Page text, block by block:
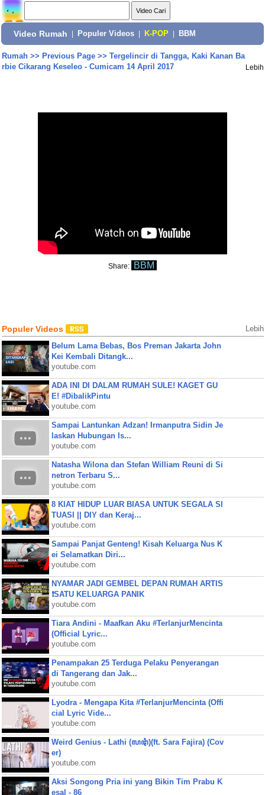
Video Rumah Populer Videos K-POP BBM
Rumah>> Previous Page>> Tergelincir di Tangga, Kaki Kanan Ba
rbie Cikarang Keseleo - Cumicam 14 April 2017
Lebih
Share: BBM
Populer Videos Lebih
Belum Lama Bebas, Bos Preman Jakarta John
Kei Kembali Ditangk...
youtube.com
ADA INI DI DALAM RUMAH SULE! KAGET GU
E! #DibalikPintu
youtube.com
Sampai Lantunkan Adzan! Irmanputra Sidin Je
laskan Hubungan Is...
youtube.com
Natasha Wilona dan Stefan William Reuni di Si
netron Terbaru S...
youtube.com
8 KIAT HIDUP LUAR BIASA UNTUK SEGALA SI
TUASI || DIY dan Keraj...
youtube.com
Sampai Panjat Genteng! Kisah Keluarga Nus K
ei Selamatkan Diri...
youtube.com
NYAMAR JADI GEMBEL DEPAN RUMAH ARTIS
❗SATU KELUARGA PANIK
youtube.com
Tiara Andini - Maafkan Aku #TerlanjurMencinta
(Official Lyric...
youtube.com
Penampakan 25 Terduga Pelaku Penyerangan
di Tangerang dan Jak...
youtube.com
Lyodra - Mengapa Kita #TerlanjurMencinta (Offi
cial Lyric Vide...
youtube.com
Weird Genius - Lathi (ꦭꦛꦶ)(ft. Sara Fajira) (Cov
er)
youtube.com
Aksi Songong Pria ini yang Bikin Tim Prabu K
esal - 86